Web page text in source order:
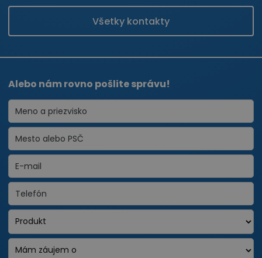
Všetky kontakty
Alebo nám rovno pošlite správu!